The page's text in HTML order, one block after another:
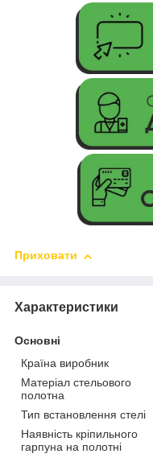
Приховати
Характеристики
Основні
Країна виробник
Матеріал стельового
полотна
Тип встановлення стелі
Наявність кріпильного
гарпуна на полотні